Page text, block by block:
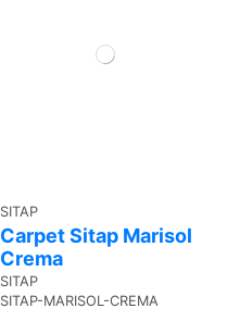
SITAP
Carpet Sitap Marisol
Crema
SITAP
SITAP-MARISOL-CREMA